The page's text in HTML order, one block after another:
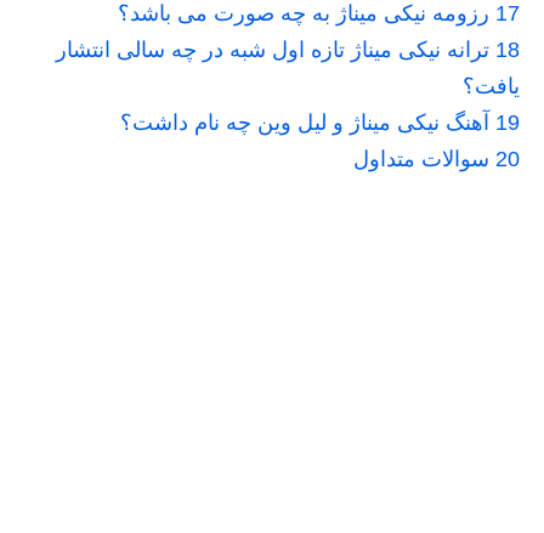
17 رزومه نیکی میناژ به چه صورت می باشد؟
18 ترانه نیکی میناژ تازه اول شبه در چه سالی انتشار
یافت؟
19 آهنگ نیکی میناژ و لیل وین چه نام داشت؟
20 سوالات متداول